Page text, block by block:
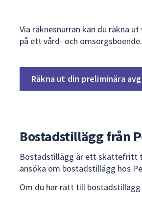
Via räknesnurran kan du räkna
på ett vård- och omsorgsboende.
Räkna ut din preliminära
Bostadstillägg från
Bostadstillägg är ett skattefritt
ansöka om bostadstillägg hos
Om du har rätt till bostadstillägg